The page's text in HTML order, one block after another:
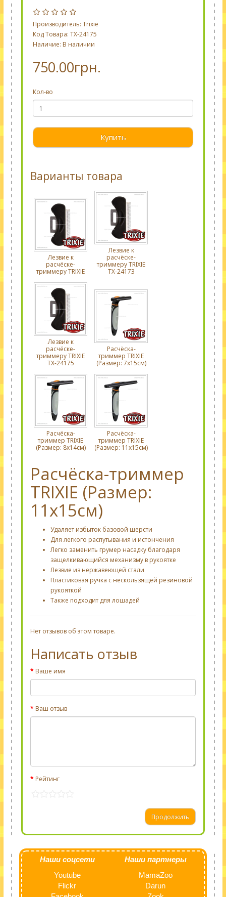
Производитель: Trixie
Код Товара: TX-24175
Наличие: В наличии
750.00грн.
Кол-во
Купить
Варианты товара
Лезвие к
расчёске-
триммеру TRIXIE
Лезвие к
расчёске-
триммеру TRIXIE
TX-24173
Лезвие к
расчёске-
триммеру TRIXIE
TX-24175
Расчёска-
триммер TRIXIE
(Размер: 7х15см)
Расчёска-
триммер TRIXIE
(Размер: 8х14см)
Расчёска-
триммер TRIXIE
(Размер: 11х15см)
Расчёска-триммер
TRIXIE (Размер:
11х15см)
Удаляет избыток базовой шерсти
Для легкого распутывания и истончения
Легко заменить грумер насадку благодаря
защелкивающийся механизму в рукоятке
Лезвие из нержавеющей стали
Пластиковая ручка с нескользящей резиновой
рукояткой
Также подходит для лошадей
Нет отзывов об этом товаре.
Написать отзыв
Ваше имя
Ваш отзыв
Рейтинг
Продолжить
Наши соцсети
Youtube
Flickr
Наши партнеры
MamaZoo
Darun